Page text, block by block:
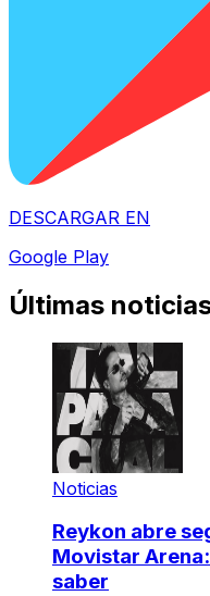
DESCARGAR EN
Google Play
Últimas
Noticias
Reykon abre
Movistar
saber